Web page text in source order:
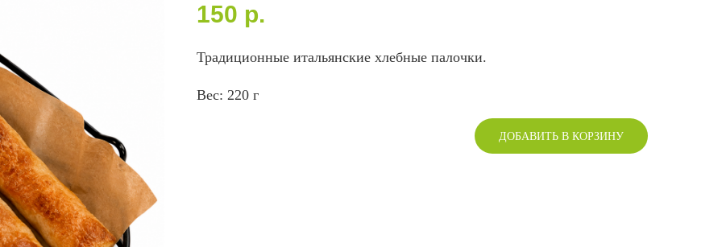
150 р.
ДОБАВИТЬ В КОРЗИНУ
Традиционные итальянские хлебные палочки.
Вес: 220 г